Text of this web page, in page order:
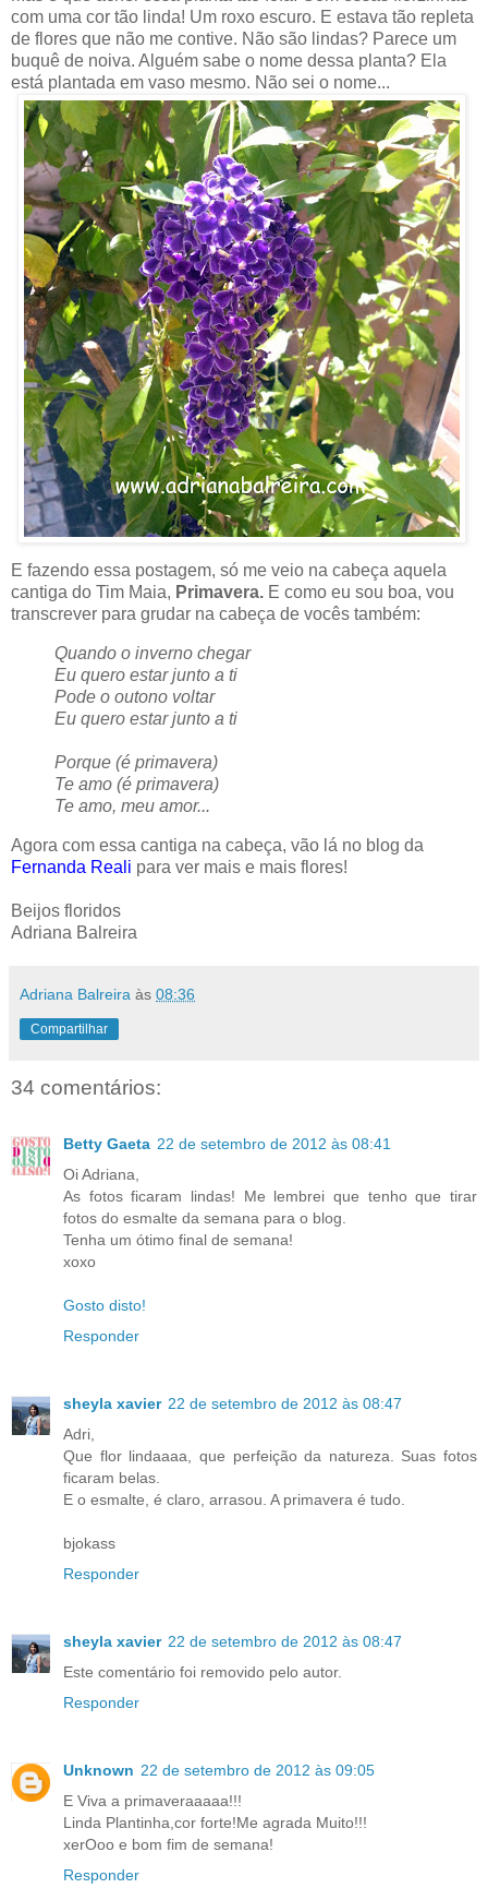
com uma cor tão linda! Um roxo escuro. E estava tão repleta
de flores que não me contive. Não são lindas? Parece um
buquê de noiva. Alguém sabe o nome dessa planta? Ela
está plantada em vaso mesmo. Não sei o nome...
E fazendo essa postagem, só me veio na cabeça aquela
cantiga do Tim Maia, Primavera. E como eu sou boa, vou
transcrever para grudar na cabeça de vocês também:
Quando o inverno chegar
Eu quero estar junto a ti
Pode o outono voltar
Eu quero estar junto a ti
Porque (é primavera)
Te amo (é primavera)
Te amo, meu amor...
Agora com essa cantiga na cabeça, vão lá no blog da
Fernanda Reali para ver mais e mais flores!
Beijos floridos
Adriana Balreira
Adriana Balreira às 08:36
Compartilhar
34 comentários:
Betty Gaeta 22 de setembro de 2012 às 08:41
Oi Adriana,
As fotos ficaram lindas! Me lembrei que tenho que tirar
fotos do esmalte da semana para o blog.
Tenha um ótimo final de semana!
xoxo
Gosto disto!
Responder
sheyla xavier 22 de setembro de 2012 às 08:47
Adri,
Que flor lindaaaa, que perfeição da natureza. Suas fotos
ficaram belas.
E o esmalte, é claro, arrasou. A primavera é tudo.
bjokass
Responder
sheyla xavier 22 de setembro de 2012 às 08:47
Este comentário foi removido pelo autor.
Responder
Unknown 22 de setembro de 2012 às 09:05
E Viva a primaveraaaaa!!!
Linda Plantinha,cor forte!Me agrada Muito!!!
xerOoo e bom fim de semana!
Responder